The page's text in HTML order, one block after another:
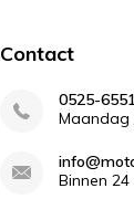
Contact
0525-
Maandag
Binnen